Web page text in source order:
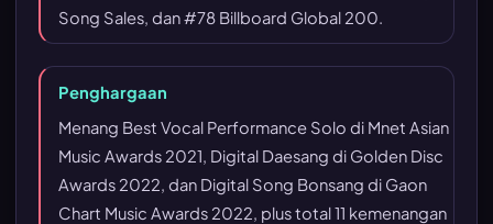
Song Sales, dan #78 Billboard Global 200.
Penghargaan
Menang Best Vocal Performance Solo di Mnet Asian
Music Awards 2021, Digital Daesang di Golden Disc
Awards 2022, dan Digital Song Bonsang di Gaon
Chart Music Awards 2022, plus total 11 kemenangan